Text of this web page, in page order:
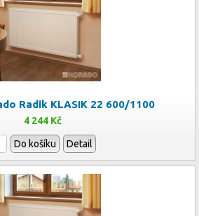
Radik KLASIK 22 600/1100
4 244 Kč
Do košíku Detail